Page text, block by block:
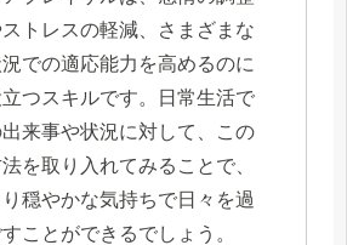
トレスの軽減、さまざまな
での適応能力を高めるのに
つスキルです。日常生活で
来事や状況に対して、この
を取り入れてみることで、
り穏やかな気持ちで日々を過
すことができるでしょう。